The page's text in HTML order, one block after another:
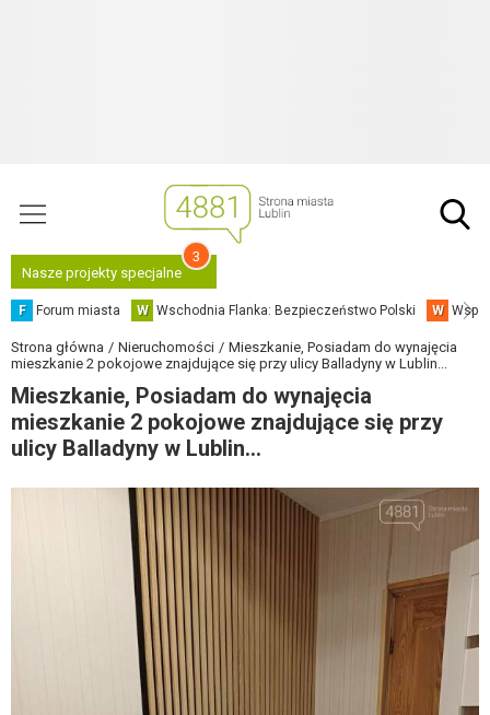
Nasze projekty specjalne
3
F Forum miasta W Wschodnia Flanka: Bezpieczeństwo Polski W
Strona główna Nieruchomości
Mieszkanie, Posiadam do wynajęcia
mieszkanie 2 pokojowe znajdujące się przy ulicy Balladyny w Lublin...
Mieszkanie, Posiadam do wynajęcia
mieszkanie 2 pokojowe znajdujące się przy
ulicy Balladyny w Lublin...